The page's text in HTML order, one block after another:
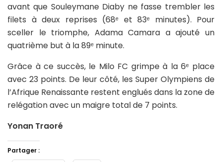
avant que Souleymane Diaby ne fasse trembler les
filets à deux reprises (68ᵉ et 83ᵉ minutes). Pour
sceller le triomphe, Adama Camara a ajouté un
quatrième but à la 89ᵉ minute.
Grâce à ce succès, le Milo FC grimpe à la 6ᵉ place
avec 23 points. De leur côté, les Super Olympiens de
l’Afrique Renaissante restent englués dans la zone de
relégation avec un maigre total de 7 points.
Yonan Traoré
Partager :